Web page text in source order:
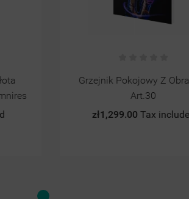
Grzejnik Pokojowy Z
Art.30
zł1,299.00Tax included